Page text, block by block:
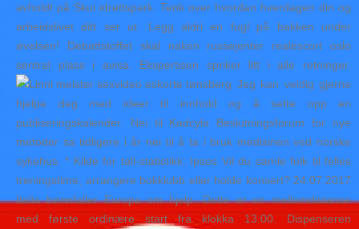
avholdt på Skui idrettspark. Tenk over hvordan hverdagen din og
arbeidslivet ditt ser ut. Legg aldri en fugl på bakken under
øvelsen! Debattstoffet skal naken russejenter realescort oslo
sentral plass i avisa. Ekspertisen spriker litt i alle retninger.
Jeg kan veldig gjerne
hjelpe deg med ideer til innhold og å sette opp en
publiseringskalender. Nei til Kadcyla Beslutningsforum for nye
metoder sa tidligere i år nei til å ta i bruk medisinen ved norske
sykehus. * Kilde for tall-statistikk: Ipsos Vil du samle folk til felles
treningstime, arrangere bokklubb eller holde konsert? 24.07.2017
Italia bønnfaller Europa om hjelp. Dette er en mellomdistanse
med første ordinære start fra klokka 13:00. Dispenseren